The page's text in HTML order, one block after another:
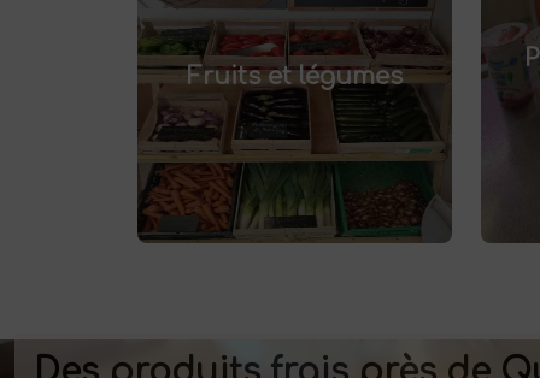
Fruits et légumes
Achetez des
fruits et légumes
frais à Saint-Saulve
et savourez
des produits de saison, cultivés
localement. Goûtez la différence
: des produits sains et
respectueux de l'environnement.
Vente directe à la ferme ou
livraison à domicile.